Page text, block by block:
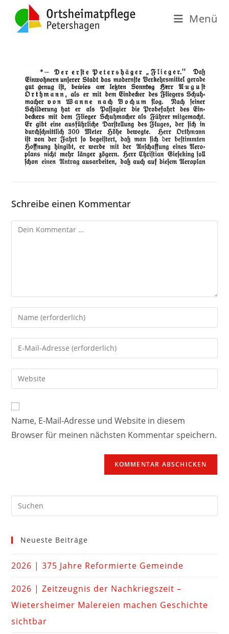
Menü
Schreibe einen Kommentar
Name, E-Mail-Adresse und Website in diesem
Browser für meinen nächsten Kommentar speichern.
Neueste Beiträge
2026 | 375 Jahre Reformierte Gemeinde
2026 | Zeitzeugnis der Nachkriegszeit –
Wietersheimer Malereien machen Geschichte
sichtbar